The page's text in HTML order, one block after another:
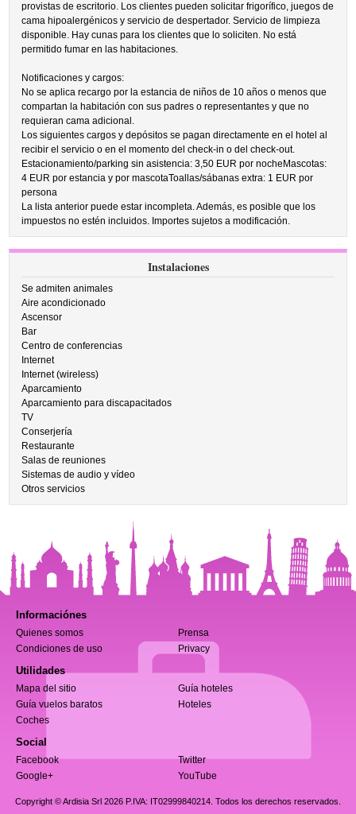
provistas de escritorio. Los clientes pueden solicitar frigorífico, juegos de
cama hipoalergénicos y servicio de despertador. Servicio de limpieza
disponible. Hay cunas para los clientes que lo soliciten. No está
permitido fumar en las habitaciones.
Notificaciones y cargos:
No se aplica recargo por la estancia de niños de 10 años o menos que
compartan la habitación con sus padres o representantes y que no
requieran cama adicional.
Los siguientes cargos y depósitos se pagan directamente en el hotel al
recibir el servicio o en el momento del check-in o del check-out.
Estacionamiento/parking sin asistencia: 3,50 EUR por nocheMascotas:
4 EUR por estancia y por mascotaToallas/sábanas extra: 1 EUR por
persona
La lista anterior puede estar incompleta. Además, es posible que los
impuestos no estén incluidos. Importes sujetos a modificación.
Instalaciones
Se admiten animales
Aire acondicionado
Ascensor
Bar
Centro de conferencias
Internet
Internet (wireless)
Aparcamiento
Aparcamiento para discapacitados
TV
Conserjería
Restaurante
Salas de reuniones
Sistemas de audio y vídeo
Otros servicios
Informaciónes
Quienes somos
Prensa
Condiciones de uso
Privacy
Utilidades
Mapa del sitio
Guía hoteles
Guía vuelos baratos
Hoteles
Coches
Social
Facebook
Twitter
Google+
YouTube
Copyright © Ardisia Srl 2026 P.IVA: IT02999840214. Todos los derechos reservados.